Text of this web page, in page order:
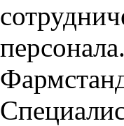
персонала.